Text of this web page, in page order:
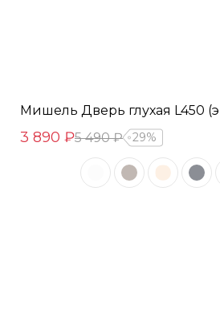
Мишель Дверь глухая L450
3 890 ₽5 490 ₽ 29%